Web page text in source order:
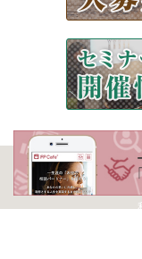
ホーム Mochaに
ライター一覧
ライタ